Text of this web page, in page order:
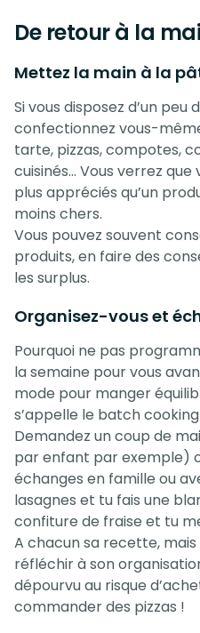
De retour à la
Mettez la main à la
Si vous disposez d’un peu
confectionnez vous-
tarte, pizzas, compotes,
cuisinés… Vous verrez
plus appréciés qu’un
moins chers.
Vous pouvez souvent
produits, en faire des
les surplus.
Organisez-vous et
Pourquoi ne pas
la semaine pour vous
mode pour manger
s’appelle le batch
Demandez un coup de
par enfant par exemple)
échanges en famille ou
lasagnes et tu fais une
confiture de fraise et tu
A chacun sa recette,
réfléchir à son
dépourvu au risque
commander des pizzas !